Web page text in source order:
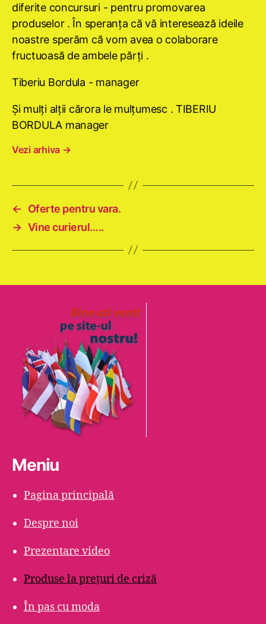
diferite concursuri - pentru promovarea
produselor . În speranţa că vă interesează ideile
noastre sperăm că vom avea o colaborare
fructuoasă de ambele părţi .
Tiberiu Bordula - manager
Şi mulţi alţii cărora le mulţumesc . TIBERIU
BORDULA manager
Vezi arhiva →
←
Oferte pentru vara.
→ Vine curierul…..
Meniu
Pagina principală
Despre noi
Prezentare video
Produse la prețuri de criză
În pas cu moda